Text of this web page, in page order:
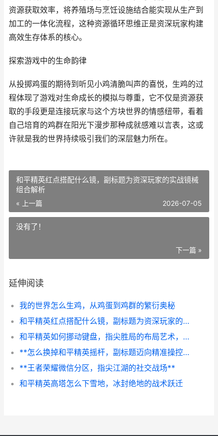
资源获取效率，将养殖场与烹饪设施结合能实现从生产到
加工的一体化流程，这种资源循环思维正是资深玩家构建
高效生存体系的核心。
探索游戏中的生命韵律
从投掷鸡蛋的期待到听见小鸡清脆叫声的喜悦，生鸡的过
程体现了游戏对生命成长的模拟与尊重，它不仅是资源获
取的手段更是连接玩家与这个方块世界的情感纽带，看着
自己培育的鸡群在阳光下漫步那种成就感难以言表，这或
许就是我的世界持续吸引我们的深层魅力所在。
和平精英红点搭配什么镜，副标题为资深玩家的实战镜械
组合解析
« 上一篇 2026-07-05
没有了！
下一篇 »
延伸阅读
我的世界怎么生鸡，从鸡蛋到鸡群的繁衍奥秘
和平精英红点搭配什么镜，副标题为资深玩家的实战镜械组合解析
和平精英如何挪动键盘，指尖胜局的布局艺术，副标题，自定义界面背后的战术革新
**怎么换掉和平精英摇杆，副标题迈向精准操控的新境界**
**王者荣耀微信分区，指尖江湖的社交战场**
和平精英高塔怎么下雪地，冰封绝地的战术跃迁